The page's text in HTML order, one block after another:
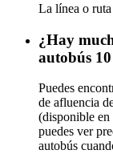
La línea o
¿Hay
autobús
Puedes
de afluencia
(disponible en
puedes ver
autobús